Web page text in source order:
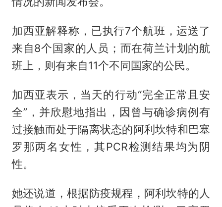
加西亚解释称，已执行7个航班，运送了
来自8个国家的人员；而在荷兰计划的航
班上，则有来自11个不同国家的公民。
加西亚表示，当天的行动“完全正常且安
全”，并欣慰地指出，因曾与确诊病例有
过接触而处于隔离状态的阿利坎特和巴塞
罗那两名女性，其PCR检测结果均为阴
性。
她还说道，根据防疫规程，阿利坎特的人